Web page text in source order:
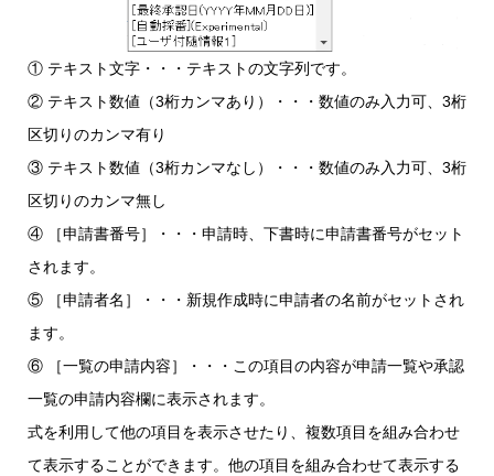
① テキスト文字・・・テキストの文字列です。
② テキスト数値（3桁カンマあり）・・・数値のみ入力可、3桁
区切りのカンマ有り
③ テキスト数値（3桁カンマなし）・・・数値のみ入力可、3桁
区切りのカンマ無し
④ ［申請書番号］・・・申請時、下書時に申請書番号がセット
されます。
⑤ ［申請者名］・・・新規作成時に申請者の名前がセットされ
ます。
⑥ ［一覧の申請内容］・・・この項目の内容が申請一覧や承認
一覧の申請内容欄に表示されます。
式を利用して他の項目を表示させたり、複数項目を組み合わせ
て表示することができます。他の項目を組み合わせて表示する